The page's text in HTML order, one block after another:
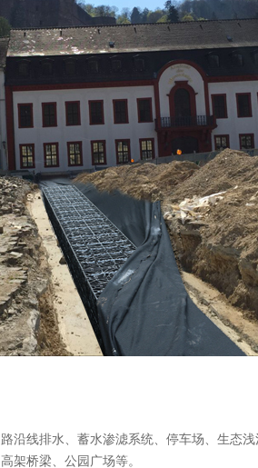
沿线排水、蓄水渗滤系统、停车场、生态
架桥梁、公园广场等。